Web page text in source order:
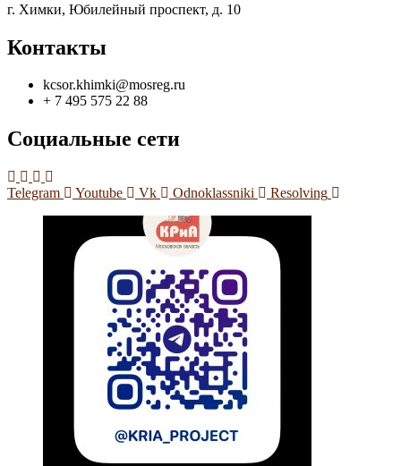
г. Химки, Юбилейный проспект, д. 10
Контакты
kcsor.khimki@mosreg.ru
+ 7 495 575 22 88
Социальные сети
Telegram Youtube Vk Odnoklassniki Resolving